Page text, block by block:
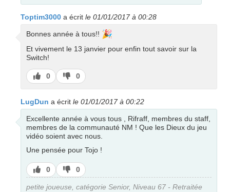
Toptim3000 a écrit le 01/01/2017 à 00:28
Bonnes année à tous!! 🎉
Et vivement le 13 janvier pour enfin tout savoir sur la
Switch!
J’aime
0
J’aime
pas
0
LugDun a écrit le 01/01/2017 à 00:22
Excellente année à vous tous , Rifraff, membres du staff,
membres de la communauté NM ! Que les Dieux du jeu
vidéo soient avec nous.
Une pensée pour Tojo !
J’aime
0
J’aime
pas
0
petite joueuse, catégorie Senior, Niveau 67 - Retraitée